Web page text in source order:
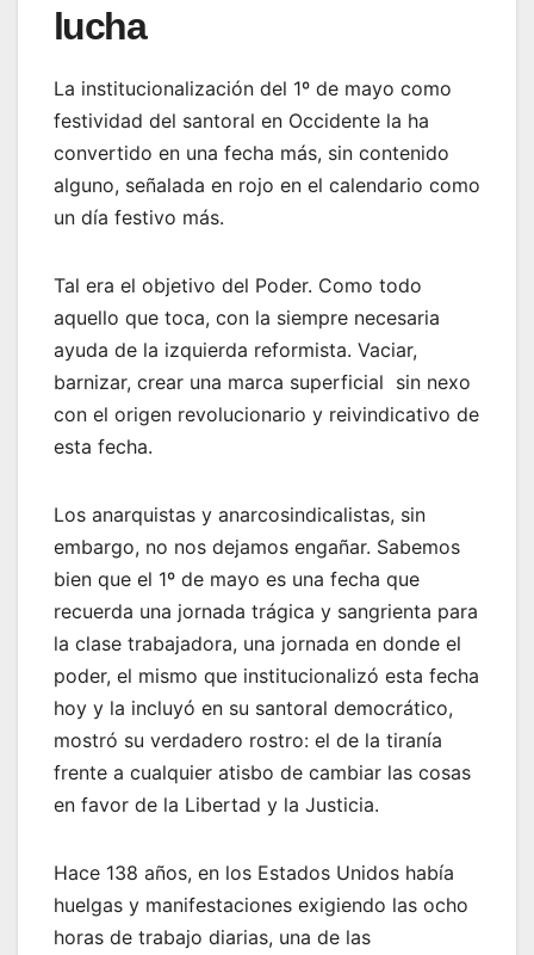
lucha
La institucionalización del 1º de mayo como
festividad del santoral en Occidente la ha
convertido en una fecha más, sin contenido
alguno, señalada en rojo en el calendario como
un día festivo más.
Tal era el objetivo del Poder. Como todo
aquello que toca, con la siempre necesaria
ayuda de la izquierda reformista. Vaciar,
barnizar, crear una marca superficial sin nexo
con el origen revolucionario y reivindicativo de
esta fecha.
Los anarquistas y anarcosindicalistas, sin
embargo, no nos dejamos engañar. Sabemos
bien que el 1º de mayo es una fecha que
recuerda una jornada trágica y sangrienta para
la clase trabajadora, una jornada en donde el
poder, el mismo que institucionalizó esta fecha
hoy y la incluyó en su santoral democrático,
mostró su verdadero rostro: el de la tiranía
frente a cualquier atisbo de cambiar las cosas
en favor de la Libertad y la Justicia.
Hace 138 años, en los Estados Unidos había
huelgas y manifestaciones exigiendo las ocho
horas de trabajo diarias, una de las